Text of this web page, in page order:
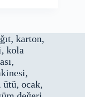
karton,
kola
ütü, ocak,